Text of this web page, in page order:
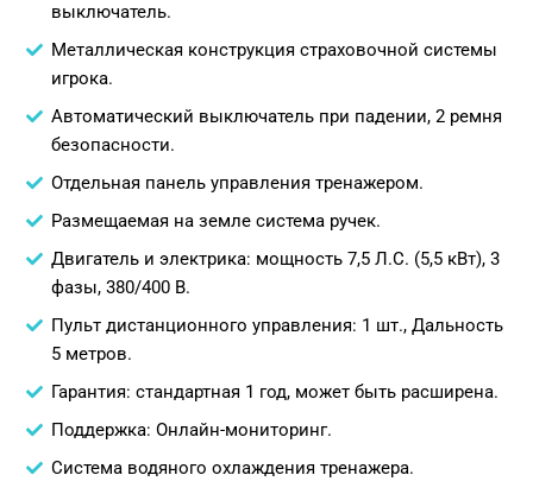
выключатель.
Металлическая конструкция страховочной системы
игрока.
Автоматический выключатель при падении, 2 ремня
безопасности.
Отдельная панель управления тренажером.
Размещаемая на земле система ручек.
Двигатель и электрика: мощность 7,5 Л.С. (5,5 кВт), 3
фазы, 380/400 В.
Пульт дистанционного управления: 1 шт., Дальность
5 метров.
Гарантия: стандартная 1 год, может быть расширена.
Поддержка: Онлайн-мониторинг.
Система водяного охлаждения тренажера.